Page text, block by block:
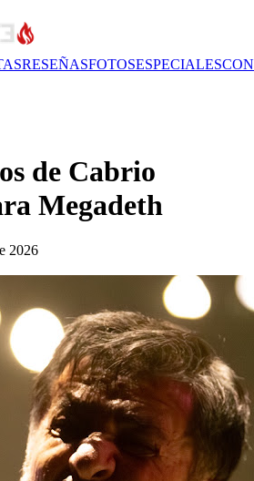
RESEÑASFOTOSESPECIALES
de Cabrio
Megadeth
2026